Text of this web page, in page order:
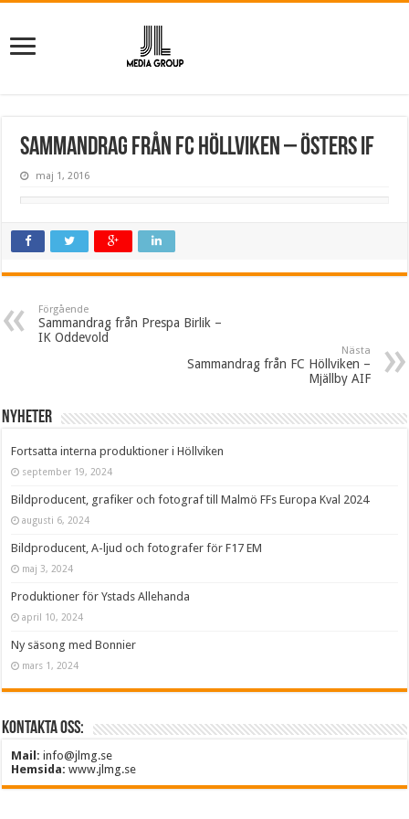
Sammandrag från FC Höllviken – Östers IF
maj 1, 2016
Förgående
Sammandrag från Prespa Birlik –
IK Oddevold
Nästa
Sammandrag från FC Höllviken –
Mjällby AIF
Nyheter
Fortsatta interna produktioner i Höllviken
september 19, 2024
Bildproducent, grafiker och fotograf till Malmö FFs Europa Kval 2024
augusti 6, 2024
Bildproducent, A-ljud och fotografer för F17 EM
maj 3, 2024
Produktioner för Ystads Allehanda
april 10, 2024
Ny säsong med Bonnier
mars 1, 2024
Kontakta oss:
Mail: info@jlmg.se
Hemsida: www.jlmg.se